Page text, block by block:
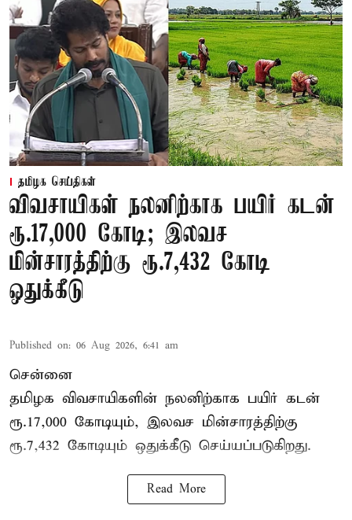
தமிழக செய்திகள்
விவசாயிகள் நலனிற்காக பயிர் கடன்
ரூ.17,000 கோடி; இலவச
மின்சாரத்திற்கு ரூ.7,432 கோடி
ஒதுக்கீடு
Published on: 06 Aug 2026, 6:41 am
சென்னை
தமிழக விவசாயிகளின் நலனிற்காக பயிர் கடன்
ரூ.17,000 கோடியும், இலவச மின்சாரத்திற்கு
ரூ.7,432 கோடியும் ஒதுக்கீடு செய்யப்படுகிறது.
Read More